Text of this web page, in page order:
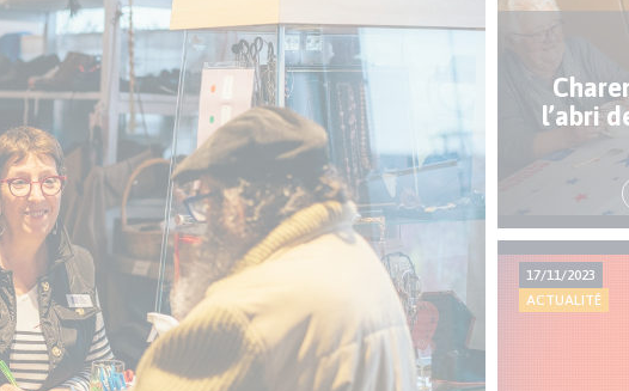
l’abri
17/11/2023
ACTUALITÉ